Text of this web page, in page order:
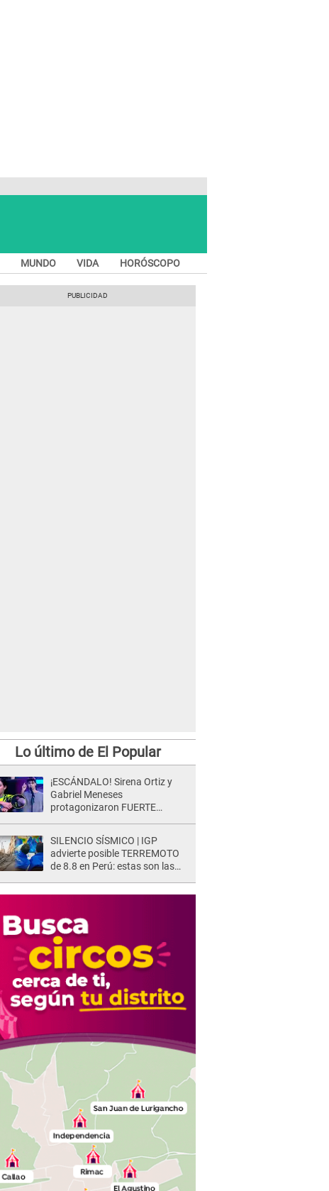
MUNDO VIDA HORÓSCOPO
Lo último de El Popular
¡ESCÁNDALO! Sirena Ortiz y
Gabriel Meneses
protagonizaron FUERTE
Guerra’: “Ya no quiero...”
SILENCIO SÍSMICO | IGP
advierte posible TERREMOTO
de 8.8 en Perú: estas son las